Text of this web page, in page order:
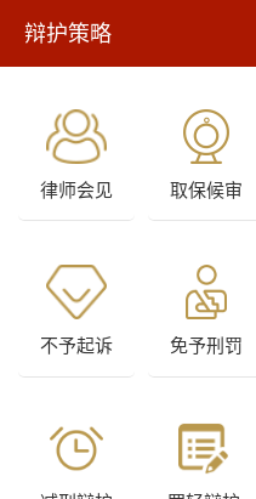
辩护策略
律师会见 取保候审
不予起诉 免予刑罚